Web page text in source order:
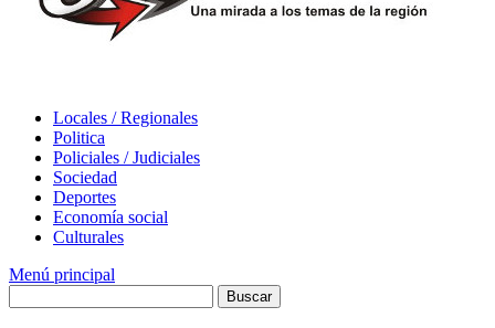
Locales / Regionales
Politica
Policiales / Judiciales
Sociedad
Deportes
Economía social
Culturales
Menú principal